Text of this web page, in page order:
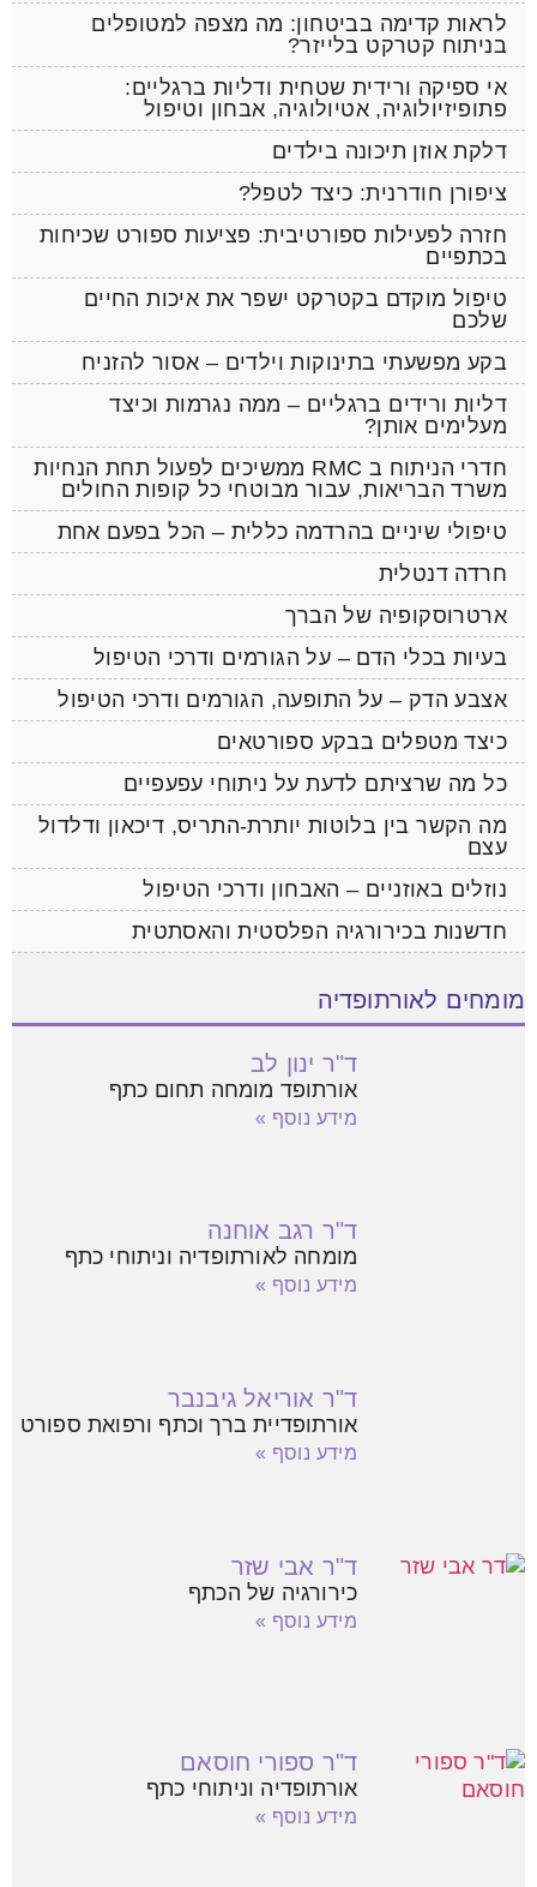
לראות קדימה בביטחון: מה מצפה למטופלים
בניתוח קטרקט בלייזר?
אי ספיקה ורידית שטחית ודליות ברגליים:
פתופיזיולוגיה, אטיולוגיה, אבחון וטיפול
דלקת אוזן תיכונה בילדים
ציפורן חודרנית: כיצד לטפל?
חזרה לפעילות ספורטיבית: פציעות ספורט שכיחות
בכתפיים
טיפול מוקדם בקטרקט ישפר את איכות החיים
שלכם
בקע מפשעתי בתינוקות וילדים – אסור להזניח
דליות ורידים ברגליים – ממה נגרמות וכיצד
מעלימים אותן?
חדרי הניתוח ב RMC ממשיכים לפעול תחת הנחיות
משרד הבריאות, עבור מבוטחי כל קופות החולים
טיפולי שיניים בהרדמה כללית – הכל בפעם אחת
חרדה דנטלית
ארטרוסקופיה של הברך
בעיות בכלי הדם – על הגורמים ודרכי הטיפול
אצבע הדק – על התופעה, הגורמים ודרכי הטיפול
כיצד מטפלים בבקע ספורטאים
כל מה שרציתם לדעת על ניתוחי עפעפיים
מה הקשר בין בלוטות יותרת-התריס, דיכאון ודלדול
עצם
נוזלים באוזניים – האבחון ודרכי הטיפול
חדשנות בכירורגיה הפלסטית והאסתטית
מומחים לאורתופדיה
ד"ר ינון לב
אורתופד מומחה תחום כתף
מידע נוסף »
ד"ר רגב אוחנה
מומחה לאורתופדיה וניתוחי כתף
מידע נוסף »
ד"ר אוריאל גיבנבר
אורתופדיית ברך וכתף ורפואת ספורט
מידע נוסף »
ד"ר אבי שזר
כירורגיה של הכתף
מידע נוסף »
ד"ר ספורי חוסאם
אורתופדיה וניתוחי כתף
מידע נוסף »